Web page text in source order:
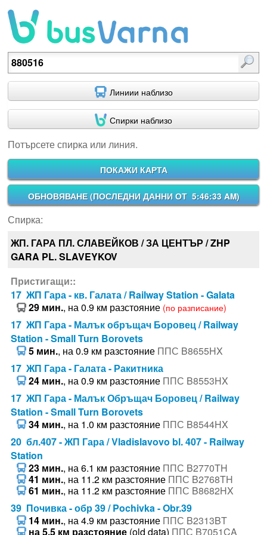
Потърсете спирка или линия.
Линиии наблизо
Спирки наблизо
Потърсете спирка или линия.
ПОКАЖИ КАРТА
ОБНОВЯВАНЕ (ПОСЛЕДНИ ДАННИ ОТ 5:46:33 AM)
Спирка:
ЖП. ГАРА ПЛ. СЛАВЕЙКОВ / ЗА ЦЕНТЪР / ZHP
GARA PL. SLAVEYKOV
Пристигащи::
17 ЖП Гара - кв. Галата / Railway Station - Galata
29 мин., на 0.9 км разстояние (по разписание)
17 ЖП Гара - Малък обръщач Боровец / Railway
Station - Small Turn Borovets
5 мин., на 0.9 км разстояние ППС B8655HX
17 ЖП Гара - Галата - Ракитника
24 мин., на 0.9 км разстояние ППС B8553HX
17 ЖП Гара - Малък Обръщач Боровец / Railway
Station - Small Turn Borovets
34 мин., на 1.0 км разстояние ППС B8544HX
20 бл.407 - ЖП Гара / Vladislavovo bl. 407 - Railway
Station
23 мин., на 6.1 км разстояние ППС B2770TH
41 мин., на 11.2 км разстояние ППС B2768TH
61 мин., на 11.2 км разстояние ППС B8682HX
39 Почивка - обр 39 / Pochivka - Obr.39
14 мин., на 4.9 км разстояние ППС B2313BT
на 5.5 км разстояние(old data) ППС B7051CA